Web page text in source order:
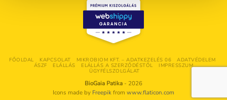
FŐOLDAL KAPCSOLAT MIKROBIOM KFT. – ADATKEZELÉS 06
ADATVÉDELEM
ÁSZF
ELÁLLÁS ELÁLLÁS A SZERZŐDÉSTŐL
IMPRESSZUM
ÜGYFÉLSZOLGÁLAT
BioGaia Patika - 2026
Icons made by Freepikfrom www.flaticon.com